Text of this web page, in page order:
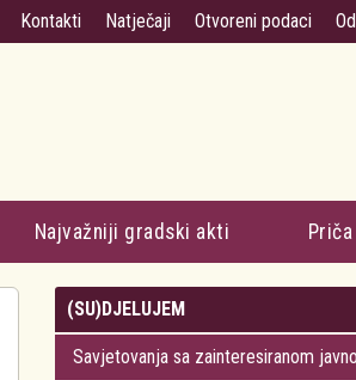
Kontakti Natječaji Otvoreni podaci
Najvažniji gradski akti
(SU)DJELUJEM
Savjetovanja sa zainteresiranom